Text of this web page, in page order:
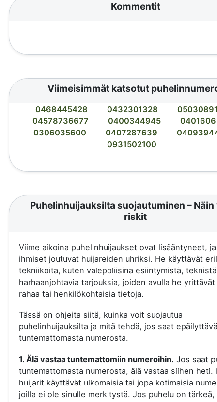
Kommentit
Viimeisimmät katsotut
0468445428 0432301328
04578736677
0400344945
0306035600
0407287639
0931502100
Puhelinhuijauksilta suojautuminen – Näin
riskit
Viime aikoina puhelinhuijaukset ovat lisääntyneet,
ihmiset joutuvat huijareiden uhriksi. He käyttävät
tekniikoita, kuten valepoliisina esiintymistä,
harhaanjohtavia tarjouksia, joiden avulla he yrittävät
rahaa tai henkilökohtaisia tietoja.
Tässä on ohjeita siitä, kuinka voit suojautua
puhelinhuijauksilta ja mitä tehdä, jos saat
tuntemattomasta numerosta.
1. Älä vastaa tuntemattomiin numeroihin. Jos saat
tuntemattomasta numerosta, älä vastaa siihen heti.
huijarit käyttävät ulkomaisia tai jopa kotimaisia
joilla ei ole sinulle merkitystä. Jos puhelu on